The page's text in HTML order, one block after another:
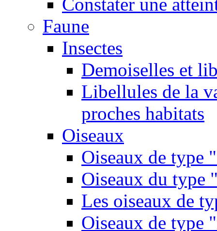
Constater une
Faune
Insectes
Demoiselles et
Libellules de la
proches habitats
Oiseaux
Oiseaux de type
Oiseaux du type
Les oiseaux de
Oiseaux de type